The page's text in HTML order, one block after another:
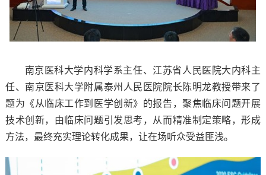
南京医科大学内科学系主任、江苏省人民医院大内科主
任、南京医科大学附属泰州人民医院院长陈明龙教授带来了
题为《从临床工作到医学创新》的报告，聚焦临床问题开展
技术创新，由临床问题引发思考，从而精准制定策略，形成
方法，最终充实理论转化成果，让在场听众受益匪浅。